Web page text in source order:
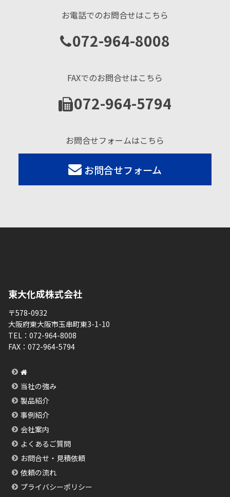
お電話でのお問合せはこちら
072-964-8008
FAXでのお問合せはこちら
072-964-5794
お問合せフォームはこちら
お問合せフォーム
東大化成株式会社
〒578-0932
大阪府東大阪市玉串町東3-1-10
TEL： 072-964-8008
FAX： 072-964-5794
当社の強み
製品紹介
事例紹介
会社案内
よくあるご質問
お問合せ・見積依頼
依頼の流れ
プライバシーポリシー